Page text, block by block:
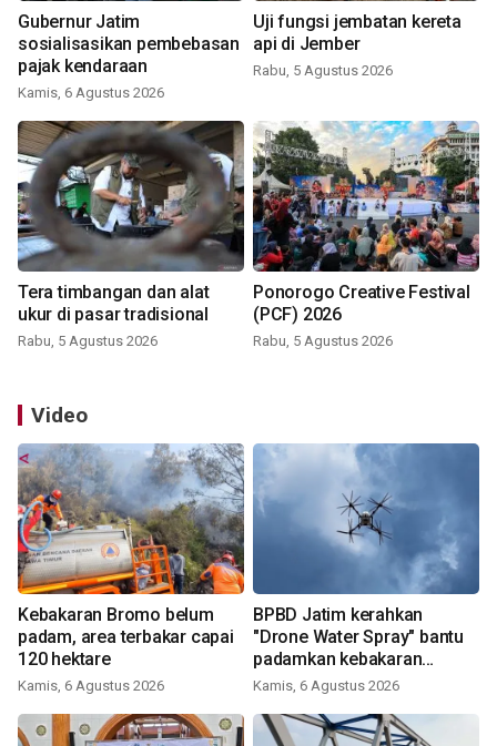
Gubernur Jatim
sosialisasikan pembebasan
pajak kendaraan
Kamis, 6 Agustus 2026
Uji fungsi jembatan kereta
api di Jember
Rabu, 5 Agustus 2026
Tera timbangan dan alat
ukur di pasar tradisional
Rabu, 5 Agustus 2026
Ponorogo Creative Festival
(PCF) 2026
Rabu, 5 Agustus 2026
Video
Kebakaran Bromo belum
padam, area terbakar capai
120 hektare
Kamis, 6 Agustus 2026
BPBD Jatim kerahkan
"Drone Water Spray" bantu
padamkan kebakaran
Bromo
Kamis, 6 Agustus 2026